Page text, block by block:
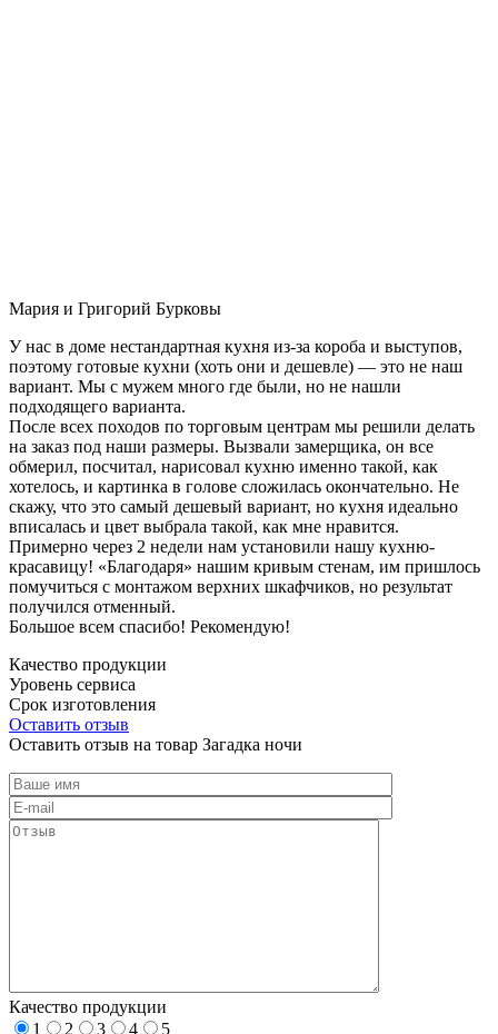
Мария и Григорий Бурковы
У нас в доме нестандартная кухня из-за короба и выступов,
поэтому готовые кухни (хоть они и дешевле) — это не наш
вариант. Мы с мужем много где были, но не нашли
подходящего варианта.
После всех походов по торговым центрам мы решили делать
на заказ под наши размеры. Вызвали замерщика, он все
обмерил, посчитал, нарисовал кухню именно такой, как
хотелось, и картинка в голове сложилась окончательно. Не
скажу, что это самый дешевый вариант, но кухня идеально
вписалась и цвет выбрала такой, как мне нравится.
Примерно через 2 недели нам установили нашу кухню-
красавицу! «Благодаря» нашим кривым стенам, им пришлось
помучиться с монтажом верхних шкафчиков, но результат
получился отменный.
Большое всем спасибо! Рекомендую!
Качество продукции
Уровень сервиса
Срок изготовления
Оставить отзыв
Оставить отзыв на товар Загадка ночи
Качество продукции
1
2 3 4
5